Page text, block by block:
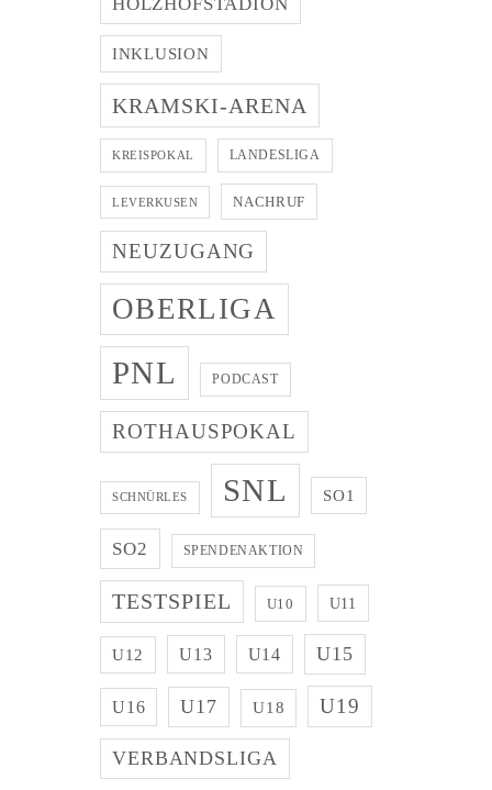
INKLUSION
KRAMSKI-ARENA
KREISPOKAL LANDESLIGA
LEVERKUSEN NACHRUF
NEUZUGANG
OBERLIGA
PNL PODCAST
ROTHAUSPOKAL
SCHNÜRLES SNL SO1
SO2 SPENDENAKTION
TESTSPIEL U10 U11
U12 U13 U14 U15
U16 U17 U18 U19
VERBANDSLIGA